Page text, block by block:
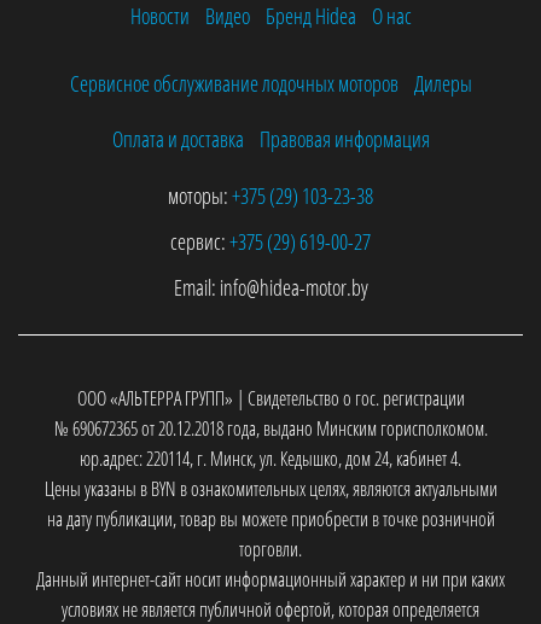
Новости Видео Бренд Hidea О нас
Сервисное обслуживание лодочных моторов Дилеры
Оплата и доставка
Правовая информация
моторы:+375 (29) 103-23-38
сервис:+375 (29)619-00-27
Email: info@hidea-motor.by
ООО «АЛЬТЕРРА ГРУПП» | Свидетельство о гос. регистрации
№ 690672365 от 20.12.2018 года, выдано Минским горисполкомом.
юр.адрес: 220114, г. Минск, ул. Кедышко, дом 24, кабинет 4.
Цены указаны в BYN в ознакомительных целях, являются актуальными
на дату публикации, товар вы можете приобрести в точке розничной
торговли.
Данный интернет-сайт носит информационный характер и ни при каких
условиях не является публичной офертой, которая определяется